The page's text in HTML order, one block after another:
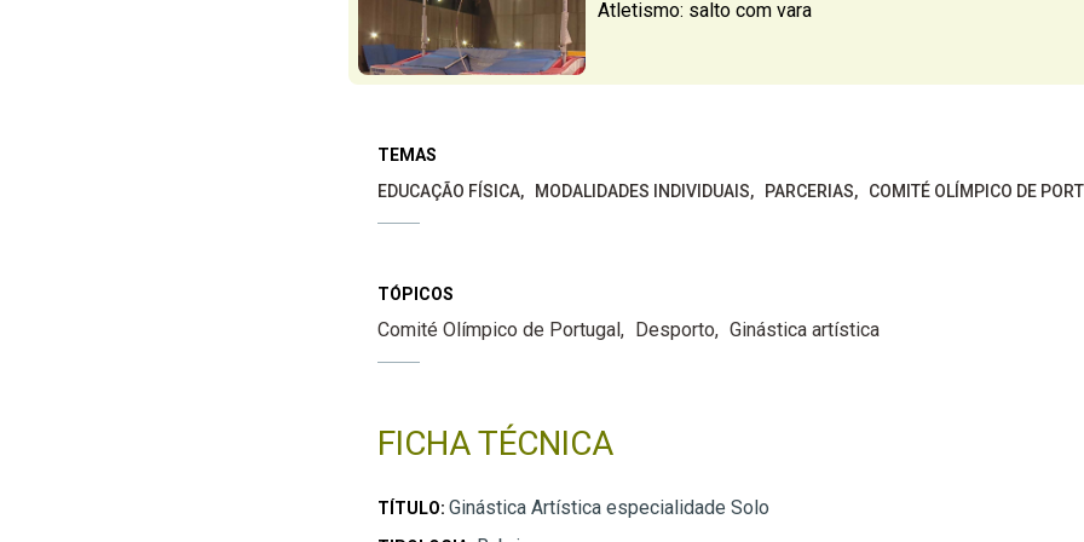
Atletismo: salto com vara
TEMAS
EDUCAÇÃO FÍSICA
MODALIDADES INDIVIDUAIS PARCERIAS COMITÉ OLÍMPICO DE
TÓPICOS
Comité Olímpico de Portugal Desporto Ginástica artística
FICHA TÉCNICA
TÍTULO: Ginástica Artística especialidade Solo